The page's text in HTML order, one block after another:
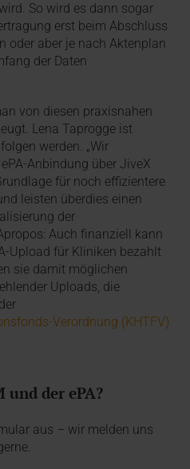
So wird es dann sogar
erst beim Abschluss
oder aber je nach Aktenplan
der Daten
von diesen praxisnahen
Lena Taprogge ist
werden. „Wir
Anbindung über JiveX
für noch effizientere
leisten überdies einen
der
Auch finanziell kann
Upload für Kliniken bezahlt
sie damit möglichen
Uploads, die
Verordnung (KHTFV)
und der ePA?
aus – wir melden uns